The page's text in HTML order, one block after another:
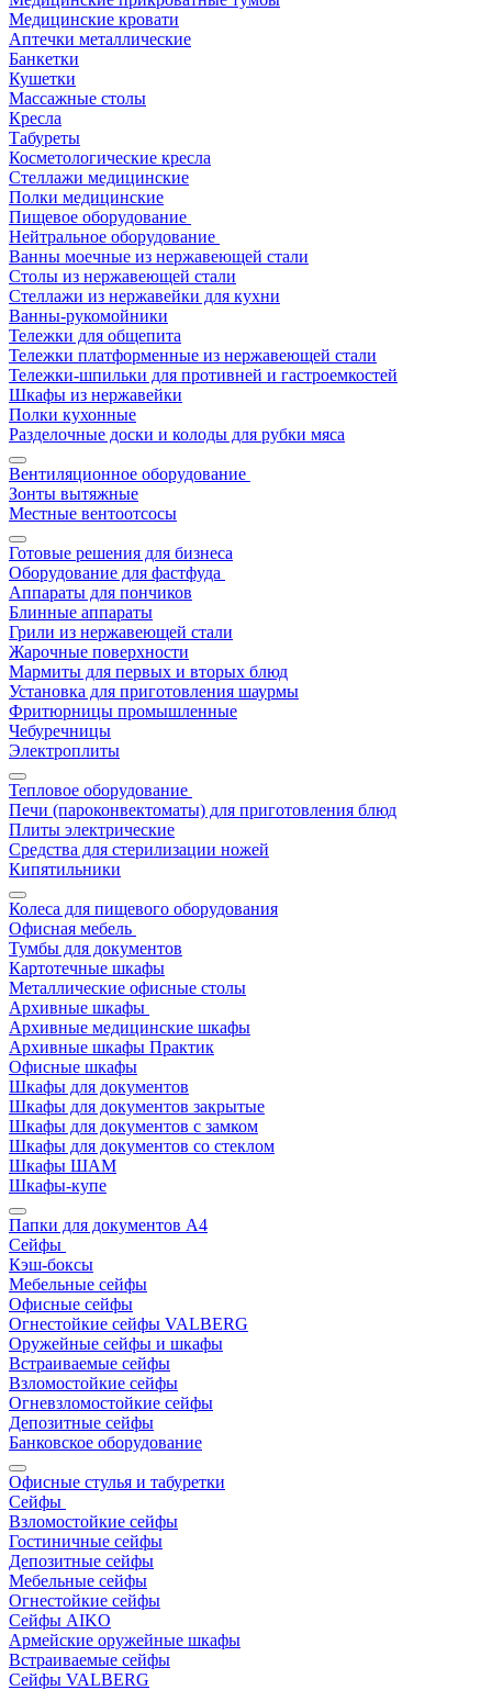
Медицинские кровати
Аптечки металлические
Банкетки
Кушетки
Массажные столы
Кресла
Табуреты
Косметологические кресла
Стеллажи медицинские
Полки медицинские
Пищевое оборудование
Нейтральное оборудование
Ванны моечные из нержавеющей стали
Столы из нержавеющей стали
Стеллажи из нержавейки для кухни
Ванны-рукомойники
Тележки для общепита
Тележки платформенные из нержавеющей стали
Тележки-шпильки для противней и гастроемкостей
Шкафы из нержавейки
Полки кухонные
Разделочные доски и колоды для рубки мяса
Вентиляционное оборудование
Зонты вытяжные
Местные вентоотсосы
Готовые решения для бизнеса
Оборудование для фастфуда
Аппараты для пончиков
Блинные аппараты
Грили из нержавеющей стали
Жарочные поверхности
Мармиты для первых и вторых блюд
Установка для приготовления шаурмы
Фритюрницы промышленные
Чебуречницы
Электроплиты
Тепловое оборудование
Печи (пароконвектоматы) для приготовления блюд
Плиты электрические
Средства для стерилизации ножей
Кипятильники
Колеса для пищевого оборудования
Офисная мебель
Тумбы для документов
Картотечные шкафы
Металлические офисные столы
Архивные шкафы
Архивные медицинские шкафы
Архивные шкафы Практик
Офисные шкафы
Шкафы для документов
Шкафы для документов закрытые
Шкафы для документов с замком
Шкафы для документов со стеклом
Шкафы ШАМ
Шкафы-купе
Папки для документов A4
Сейфы
Кэш-боксы
Мебельные сейфы
Офисные сейфы
Огнестойкие сейфы VALBERG
Оружейные сейфы и шкафы
Встраиваемые сейфы
Взломостойкие сейфы
Огневзломостойкие сейфы
Депозитные сейфы
Банковское оборудование
Офисные стулья и табуретки
Сейфы
Взломостойкие сейфы
Гостиничные сейфы
Депозитные сейфы
Мебельные сейфы
Огнестойкие сейфы
Сейфы AIKO
Армейские оружейные шкафы
Встраиваемые сейфы
Сейфы VALBERG